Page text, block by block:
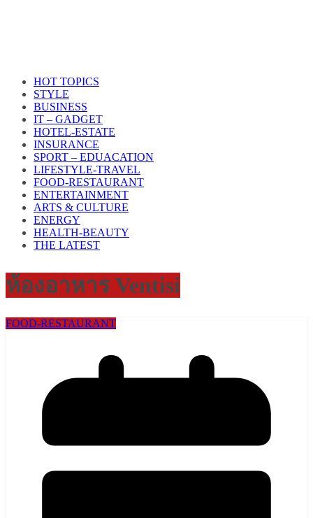
HOT TOPICS
STYLE
BUSINESS
IT – GADGET
HOTEL-ESTATE
INSURANCE
SPORT – EDUACATION
LIFESTYLE​-TRAVEL​
FOOD-RESTAURANT
ENTERTAINMENT
ARTS & CULTURE
ENERGY
HEALTH​-BEAUTY
THE LATEST
ห้องอาหาร Ventisi
FOOD-RESTAURANT